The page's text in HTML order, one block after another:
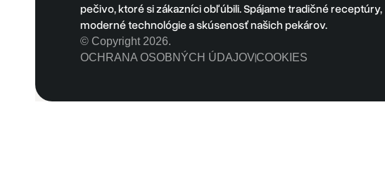
pečivo, ktoré si zákazníci obľúbili. Spájame tradičné receptúry,
moderné technológie a skúsenosť našich pekárov.
© Copyright 2026.
OCHRANA OSOBNÝCH ÚDAJOV|COOKIES